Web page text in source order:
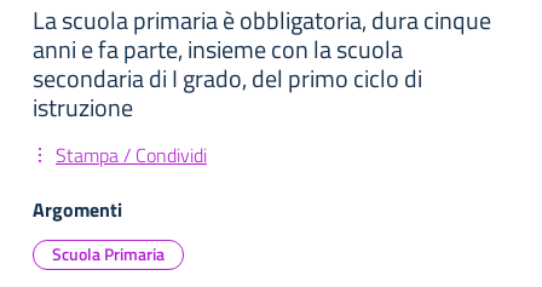
La scuola primaria è obbligatoria, dura cinque
anni e fa parte, insieme con la scuola
secondaria di I grado, del primo ciclo di
istruzione
Stampa / Condividi
Argomenti
Scuola Primaria